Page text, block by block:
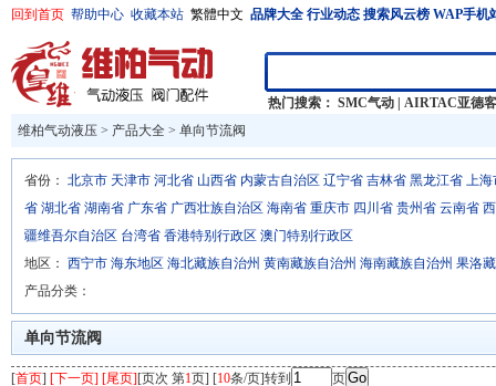
回到首页 帮助中心 收藏本站 繁體中文 品牌大全 行业动态 搜索风云榜 WAP手机
热门搜索： SMC气动
AIRTAC亚德客
维柏气动液压 > 产品大全 > 单向节流阀
省份： 北京市 天津市 河北省 山西省 内蒙古自治区 辽宁省 吉林省 黑龙江省 上海
省 湖北省 湖南省 广东省 广西壮族自治区 海南省 重庆市 四川省 贵州省 云南省
疆维吾尔自治区 台湾省 香港特别行政区 澳门特别行政区
地区： 西宁市 海东地区 海北藏族自治州 黄南藏族自治州 海南藏族自治州 果洛
产品分类：
单向节流阀
[首页] [下一页] [尾页][页次 第1页] [10条/页]转到 页